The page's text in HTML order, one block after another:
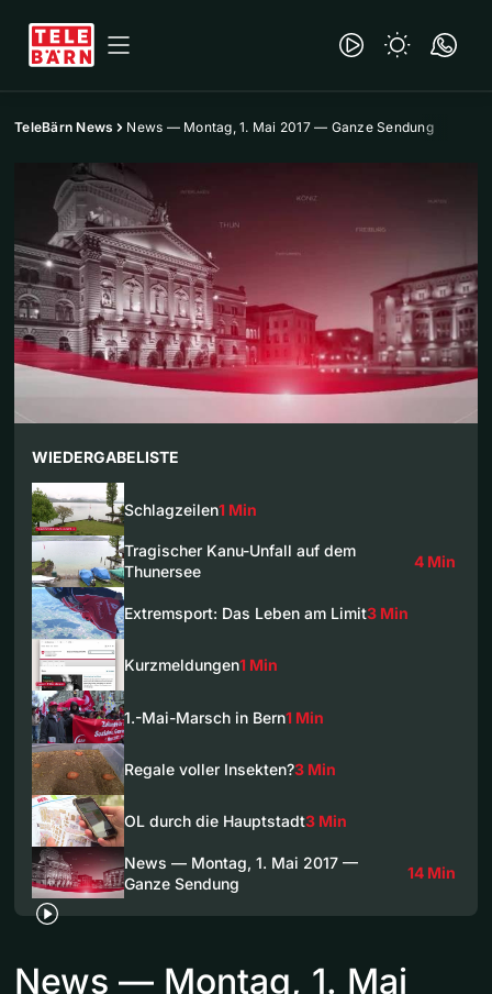
TeleBärn News News — Montag, 1. Mai 2017 — Ganze Sendung
WIEDERGABELISTE
Schlagzeilen1 Min
Tragischer Kanu-Unfall auf dem
Thunersee
4 Min
Extremsport: Das Leben am Limit3 Min
Kurzmeldungen1 Min
1.-Mai-Marsch in Bern1 Min
Regale voller Insekten?3 Min
OL durch die Hauptstadt3 Min
News — Montag, 1. Mai 2017 —
Ganze Sendung
14 Min
News — Montag, 1. Mai